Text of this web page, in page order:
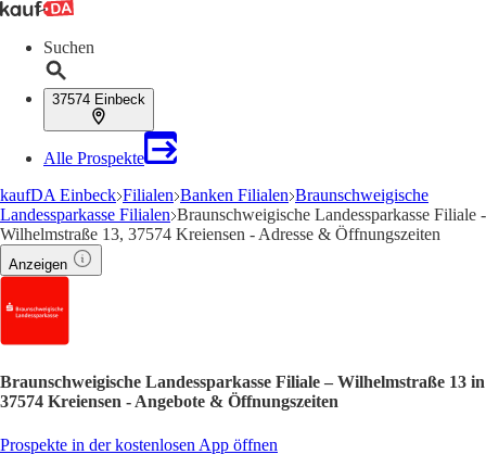
Suchen
37574 Einbeck
Alle Prospekte
kaufDA Einbeck Filialen Banken Filialen Braunschweigische
Landessparkasse Filialen Braunschweigische Landessparkasse Filiale -
Wilhelmstraße 13, 37574 Kreiensen - Adresse & Öffnungszeiten
Anzeigen
Braunschweigische Landessparkasse Filiale – Wilhelmstraße 13 in
37574 Kreiensen - Angebote & Öffnungszeiten
Prospekte in der kostenlosen App öffnen